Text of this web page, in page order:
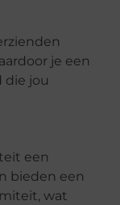
je een
die jou
een
bieden een
wat